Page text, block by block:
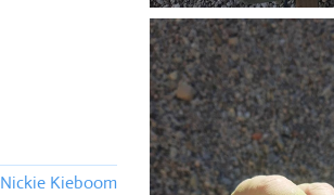
Nickie Kieboom